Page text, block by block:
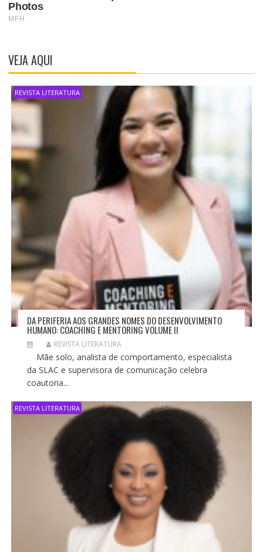
VEJA AQUI
REVISTA LITERATURA
DA PERIFERIA AOS GRANDES NOMES DO DESENVOLVIMENTO
HUMANO: COACHING E MENTORING VOLUME II
REVISTA LITERATURA
Mãe solo, analista de comportamento, especialista
da SLAC e supervisora de comunicação celebra
coautoria...
REVISTA LITERATURA